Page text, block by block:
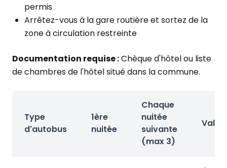
permis
Arrêtez-vous à la gare routière et sortez de la
zone à circulation restreinte
Documentation requise :Chèque d'hôtel ou liste
de chambres de l'hôtel situé dans la commune.
Type
d'autobus
1ère
nuitée
Chaque
nuitée
suivante
(max 3)